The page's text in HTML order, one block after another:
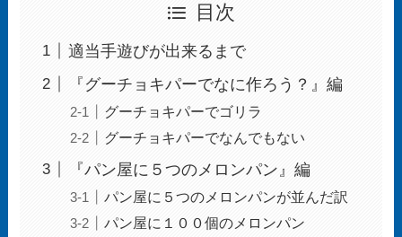
目次
適当手遊びが出来るまで
『グーチョキパーでなに作ろう？』編
グーチョキパーでゴリラ
グーチョキパーでなんでもない
『パン屋に５つのメロンパン』編
パン屋に５つのメロンパンが並んだ訳
パン屋に１００個のメロンパン